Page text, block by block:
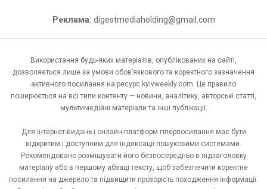
Реклама: digestmediaholding@gmail.com
Використання будь-яких матеріалів, опублікованих на сайті,
дозволяється лише за умови обов’язкового та коректного зазначення
активного посилання на ресурс kyivweekly.com. Це правило
поширюється на всі типи контенту — новини, аналітику, авторські статті,
мультимедійні матеріали та інші публікації.
Для інтернет-видань і онлайн-платформ гіперпосилання має бути
відкритим і доступним для індексації пошуковими системами.
Рекомендовано розміщувати його безпосередньо в підзаголовку
матеріалу або в першому абзаці тексту, щоб забезпечити коректне
посилання на джерело та підвищити прозорість походження інформації.